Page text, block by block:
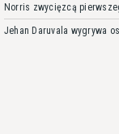
Norris zwycięzcą
Jehan Daruvala wygrywa